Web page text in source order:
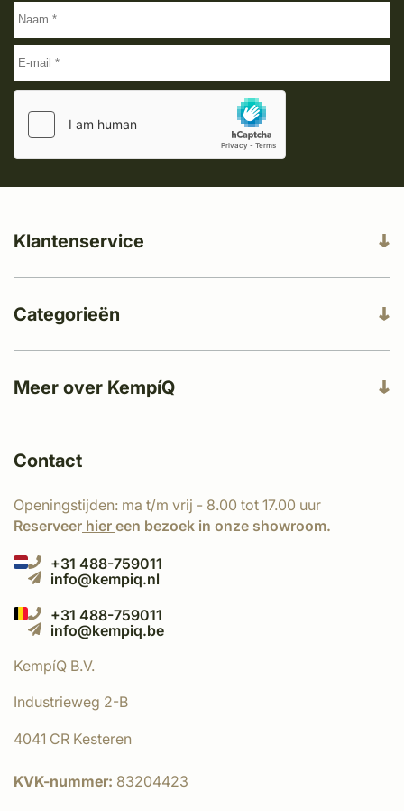
Meer over KempíQ
Klantenservice
Categorieën
Contact
Openingstijden: ma t/m vrij - 8.00 tot 17.00 uur
Reserveer hier een bezoek in onze showroom.
+31 488-759011
info@kempiq.nl
+31 488-759011
info@kempiq.be
KempíQ B.V.
Industrieweg 2-B
4041 CR Kesteren
KVK-nummer: 83204423